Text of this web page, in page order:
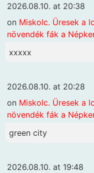
2026.08.10. at 20:38
on Miskolc. Üresek a
növendék fák a
xxxxx
2026.08.10. at 20:28
on Miskolc. Üresek a
növendék fák a
green city
2026.08.10. at 19:48